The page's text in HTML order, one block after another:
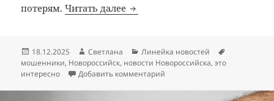
потерям.Читать далее Познакомился с девушкой в
Опубликовано
18.12.2025 Автор
Светлана Рубрики
Линейка новостей
мошенники, Новороссийск, новости Новороссийска,это
интересно
Добавить комментарий